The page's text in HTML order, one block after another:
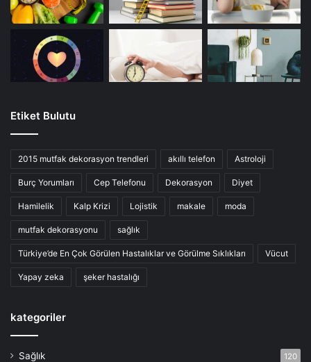
Etiket Bulutu
2015 mutfak dekorasyon trendleri akıllı telefon Astroloji
Burç Yorumları Cep Telefonu Dekorasyon Diyet
Hamilelik Kalp Krizi Lojistik makale moda
mutfak dekorasyonu sağlık
Türkiye’de En Çok Görülen Hastalıklar ve Görülme Sıklıkları Vücut
Yapay zeka şeker hastalığı
kategoriler
Sağlık 120